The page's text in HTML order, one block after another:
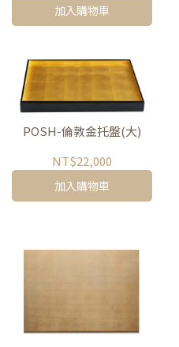
加入購物車
POSH-倫敦金托盤(大)
NT$22,000
加入購物車